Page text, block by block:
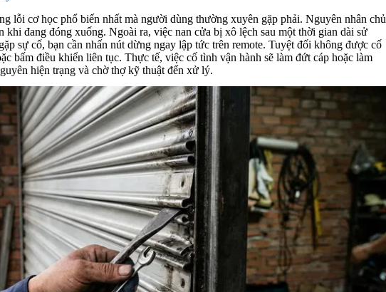
lỗi cơ học phổ biến nhất mà người dùng thường xuyên gặp phải. Nguyên nhân chủ
khi đang đóng xuống. Ngoài ra, việc nan cửa bị xô lệch sau một thời gian dài sử
sự cố, bạn cần nhấn nút dừng ngay lập tức trên remote. Tuyệt đối không được cố
bấm điều khiển liên tục. Thực tế, việc cố tình vận hành sẽ làm đứt cáp hoặc làm
hiện trạng và chờ thợ kỹ thuật đến xử lý.